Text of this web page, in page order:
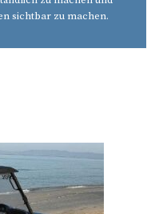
sichtbar zu machen.